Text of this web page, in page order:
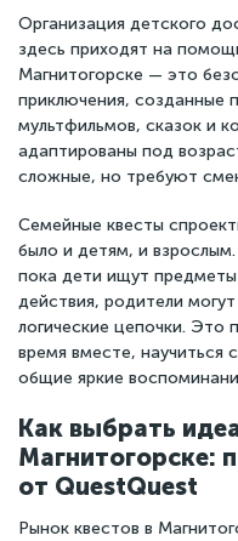
Организация детского
здесь приходят на
Магнитогорске — это
приключения, созданные
мультфильмов, сказок и
адаптированы под
сложные, но требуют
Семейные квесты
было и детям, и
пока дети ищут
действия, родители
логические цепочки. Это
время вместе, научиться
общие яркие
Как выбрать
Магнитогорске:
от QuestQuest
Рынок квестов в